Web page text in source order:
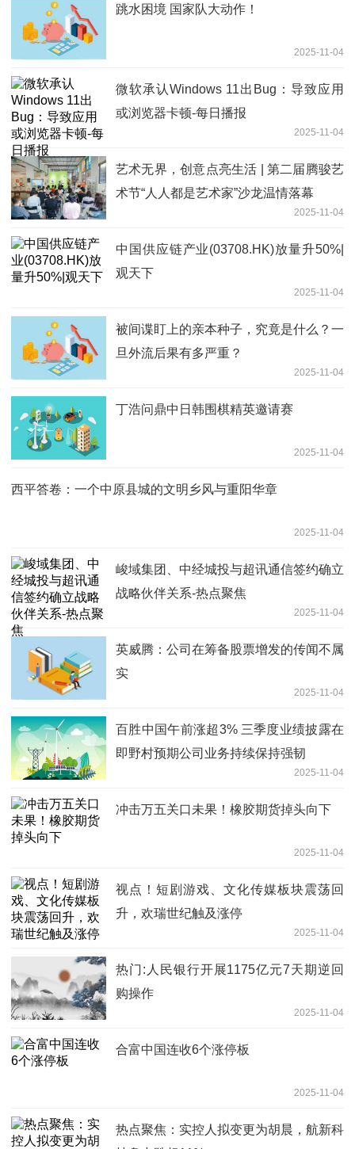
跳水困境 国家队大动作！
2025-11-04
微软承认Windows 11出Bug：导致应用
或浏览器卡顿-每日播报
2025-11-04
艺术无界，创意点亮生活 | 第二届腾骏艺
术节“人人都是艺术家”沙龙温情落幕
2025-11-04
中国供应链产业(03708.HK)放量升50%|
观天下
2025-11-04
被间谍盯上的亲本种子，究竟是什么？一
旦外流后果有多严重？
2025-11-04
丁浩问鼎中日韩围棋精英邀请赛
2025-11-04
西平答卷：一个中原县城的文明乡风与重阳华章
2025-11-04
峻域集团、中经城投与超讯通信签约确立
战略伙伴关系-热点聚焦
2025-11-04
英威腾：公司在筹备股票增发的传闻不属
实
2025-11-04
百胜中国午前涨超3% 三季度业绩披露在
即野村预期公司业务持续保持强韧
2025-11-04
冲击万五关口未果！橡胶期货掉头向下
2025-11-04
视点！短剧游戏、文化传媒板块震荡回
升，欢瑞世纪触及涨停
2025-11-04
热门:人民银行开展1175亿元7天期逆回
购操作
2025-11-04
合富中国连收6个涨停板
2025-11-04
热点聚焦：实控人拟变更为胡晨，航新科